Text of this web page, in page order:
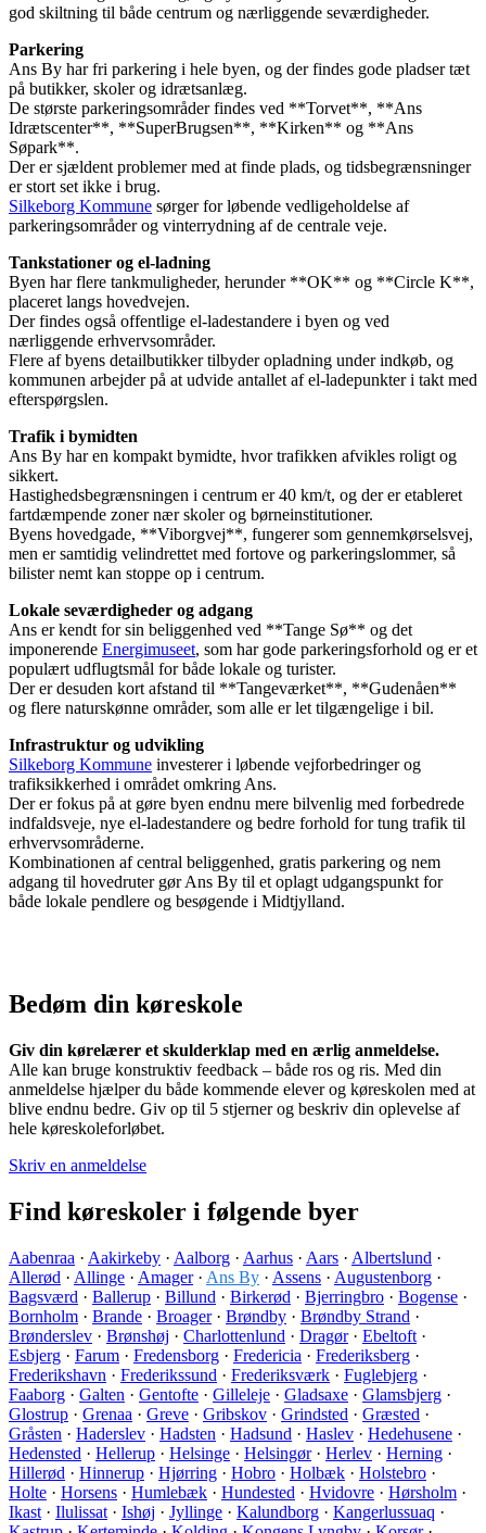
god skiltning til både centrum og nærliggende seværdigheder.
Parkering
Ans By har fri parkering i hele byen, og der findes gode pladser tæt
på butikker, skoler og idrætsanlæg.
De største parkeringsområder findes ved **Torvet**, **Ans
Idrætscenter**, **SuperBrugsen**, **Kirken** og **Ans
Søpark**.
Der er sjældent problemer med at finde plads, og tidsbegrænsninger
er stort set ikke i brug.
Silkeborg Kommune sørger for løbende vedligeholdelse af
parkeringsområder og vinterrydning af de centrale veje.
Tankstationer og el-ladning
Byen har flere tankmuligheder, herunder **OK** og **Circle K**,
placeret langs hovedvejen.
Der findes også offentlige el-ladestandere i byen og ved
nærliggende erhvervsområder.
Flere af byens detailbutikker tilbyder opladning under indkøb, og
kommunen arbejder på at udvide antallet af el-ladepunkter i takt med
efterspørgslen.
Trafik i bymidten
Ans By har en kompakt bymidte, hvor trafikken afvikles roligt og
sikkert.
Hastighedsbegrænsningen i centrum er 40 km/t, og der er etableret
fartdæmpende zoner nær skoler og børneinstitutioner.
Byens hovedgade, **Viborgvej**, fungerer som gennemkørselsvej,
men er samtidig velindrettet med fortove og parkeringslommer, så
bilister nemt kan stoppe op i centrum.
Lokale seværdigheder og adgang
Ans er kendt for sin beliggenhed ved **Tange Sø** og det
imponerende Energimuseet, som har gode parkeringsforhold og er et
populært udflugtsmål for både lokale og turister.
Der er desuden kort afstand til **Tangeværket**, **Gudenåen**
og flere naturskønne områder, som alle er let tilgængelige i bil.
Infrastruktur og udvikling
Silkeborg Kommune investerer i løbende vejforbedringer og
trafiksikkerhed i området omkring Ans.
Der er fokus på at gøre byen endnu mere bilvenlig med forbedrede
indfaldsveje, nye el-ladestandere og bedre forhold for tung trafik til
erhvervsområderne.
Kombinationen af central beliggenhed, gratis parkering og nem
adgang til hovedruter gør Ans By til et oplagt udgangspunkt for
både lokale pendlere og besøgende i Midtjylland.
Bedøm din køreskole
Giv din kørelærer et skulderklap med en ærlig anmeldelse.
Alle kan bruge konstruktiv feedback – både ros og ris. Med din
anmeldelse hjælper du både kommende elever og køreskolen med at
blive endnu bedre. Giv op til 5 stjerner og beskriv din oplevelse af
hele køreskoleforløbet.
Skriv en anmeldelse
Find køreskoler i følgende byer
Aabenraa · Aakirkeby · Aalborg · Aarhus · Aars · Albertslund ·
Allerød · Allinge · Amager· Ans By · Assens · Augustenborg ·
Bagsværd · Ballerup · Billund · Birkerød · Bjerringbro · Bogense ·
Bornholm · Brande · Broager· Brøndby · Brøndby Strand ·
Brønderslev · Brønshøj · Charlottenlund · Dragør· Ebeltoft ·
Esbjerg · Farum · Fredensborg · Fredericia · Frederiksberg ·
Frederikshavn · Frederikssund · Frederiksværk · Fuglebjerg ·
Faaborg · Galten · Gentofte · Gilleleje · Gladsaxe · Glamsbjerg ·
Glostrup · Grenaa · Greve · Gribskov · Grindsted · Græsted ·
Gråsten · Haderslev · Hadsten · Hadsund · Haslev · Hedehusene ·
Hedensted · Hellerup · Helsinge · Helsingør· Herlev · Herning ·
Hillerød · Hinnerup · Hjørring · Hobro · Holbæk · Holstebro ·
Holte · Horsens · Humlebæk · Hundested · Hvidovre · Hørsholm ·
Ikast · Ilulissat · Ishøj · Jyllinge · Kalundborg · Kangerlussuaq ·